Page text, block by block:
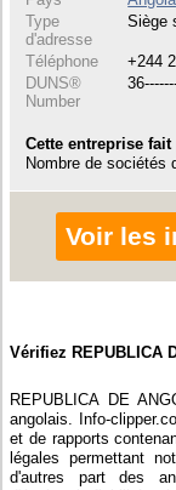
Type
d'adresse
Siège
Téléphone
+244
DUNS®
Number
Cette entreprise
Nombre de sociétés
Voir les
Vérifiez REPUBLICA
REPUBLICA DE
angolais. Info-
et de rapports
légales permettant
d'autres part des